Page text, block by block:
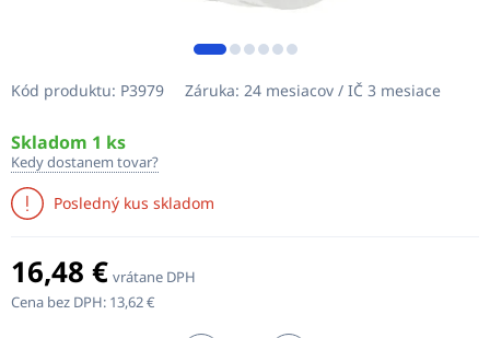
Kód produktu: P3979 Záruka: 24 mesiacov / IČ 3 mesiace
Skladom 1 ks
Kedy dostanem tovar?
Posledný kus skladom
16,48 € vrátane DPH
Cena bez DPH: 13,62 €